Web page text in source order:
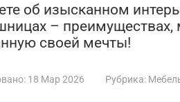
об изысканном
– преимуществах,
своей мечты!
18 Мар 2026 Рубрика: